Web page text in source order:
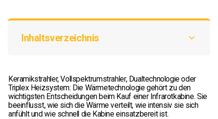
Inhaltsverzeichnis
Keramikstrahler, Vollspektrumstrahler, Dualtechnologie oder
Triplex Heizsystem: Die Wärmetechnologie gehört zu den
wichtigsten Entscheidungen beim Kauf einer Infrarotkabine. Sie
beeinflusst, wie sich die Wärme verteilt, wie intensiv sie sich
anfühlt und wie schnell die Kabine einsatzbereit ist.